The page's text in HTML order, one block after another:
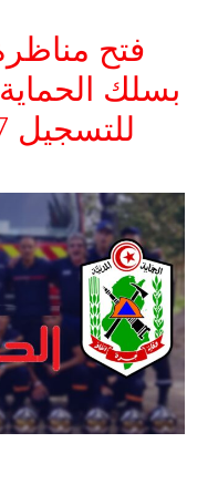
فتح
بسلك
للتسجيل 07 جوان 2024